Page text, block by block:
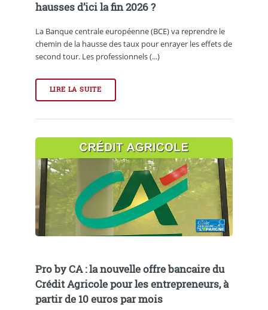
hausses d’ici la fin 2026 ?
La Banque centrale européenne (BCE) va reprendre le
chemin de la hausse des taux pour enrayer les effets de
second tour. Les professionnels (...)
LIRE LA SUITE
Pro by CA : la nouvelle offre bancaire du
Crédit Agricole pour les entrepreneurs, à
partir de 10 euros par mois